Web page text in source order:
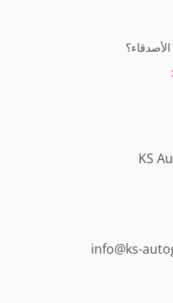
KS
info@ks-